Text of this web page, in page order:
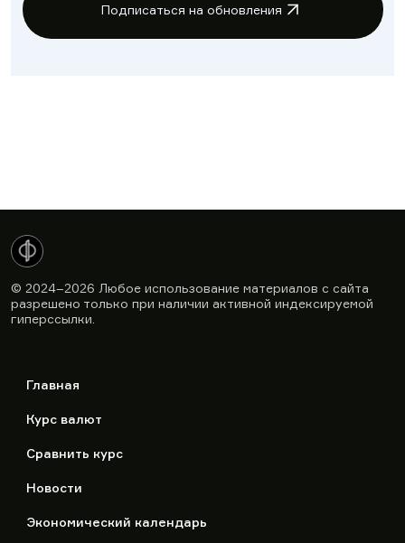
Подписаться на обновления
© 2024–2026 Любое использование материалов с сайта
разрешено только при наличии активной индексируемой
гиперссылки.
Главная
Курс валют
Сравнить курс
Новости
Экономический календарь